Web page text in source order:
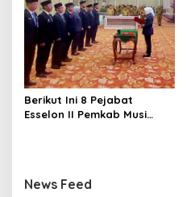
Berikut Ini 8 Pejabat
Esselon II Pemkab Musi
News Feed